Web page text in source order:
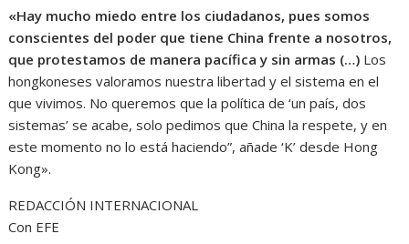
«Hay mucho miedo entre los ciudadanos, pues somos
conscientes del poder que tiene China frente a nosotros,
que protestamos de manera pacífica y sin armas (…) Los
hongkoneses valoramos nuestra libertad y el sistema en el
que vivimos. No queremos que la política de ‘un país, dos
sistemas’ se acabe, solo pedimos que China la respete, y en
este momento no lo está haciendo”, añade ‘K’ desde Hong
Kong».
REDACCIÓN INTERNACIONAL
Con EFE